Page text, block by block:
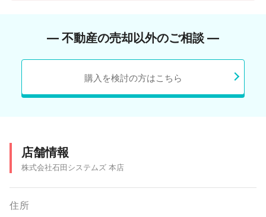
― 不動産の売却以外のご相談 ―
購入を検討の方はこちら
店舗情報
株式会社石田システムズ 本店
住所